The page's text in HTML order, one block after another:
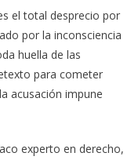
el total desprecio por
por la inconsciencia
huella de las
para cometer
acusación impune
experto en derecho,